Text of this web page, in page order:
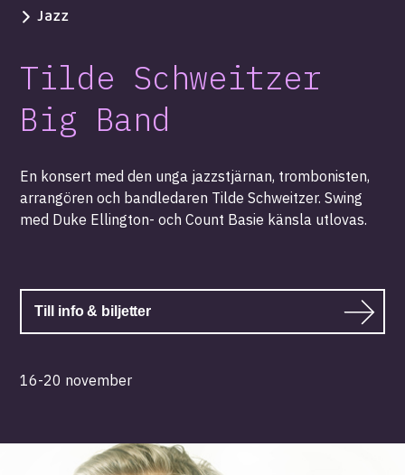
Jazz
Tilde Schweitzer
Big Band
En konsert med den unga jazzstjärnan, trombonisten,
arrangören och bandledaren Tilde Schweitzer. Swing
med Duke Ellington- och Count Basie känsla utlovas.
Till info & biljetter
16-20 november